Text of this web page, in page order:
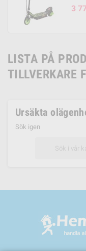
3
LISTA PÅ
TILLVERKARE
Ursäkta
Sök igen